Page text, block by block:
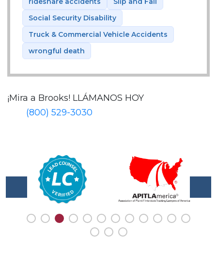
Social Security Disability
Truck & Commercial Vehicle Accidents
wrongful death
¡Mira a Brooks! LLÁMANOS HOY
(800) 529-3030